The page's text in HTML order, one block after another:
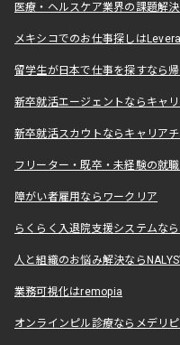
医療・ヘルスケア業界の課題解
メキシコでのお仕事探しは
留学生が日本で仕事を探すなら
新卒就活エージェントならキャ
新卒就活スカウトならキャリア
フリーター・既卒・未経験の就
障がい者雇用ならワークリア
らくらく入退院支援システムな
人と組織のお悩み解決なら
業務可視化はremopia
オンラインピル診療ならメデリ